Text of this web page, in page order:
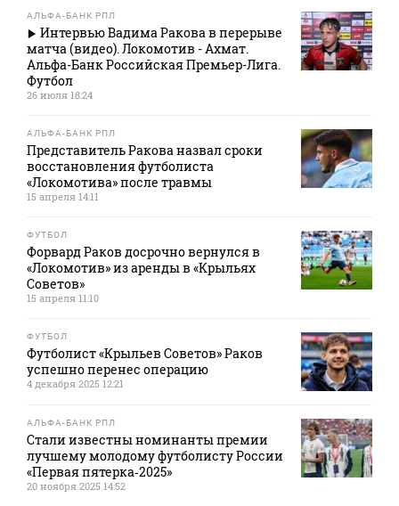
АЛЬФА-БАНК РПЛ
Интервью Вадима Ракова в перерыве
матча (видео). Локомотив - Ахмат.
Альфа-Банк Российская Премьер-Лига.
Футбол
26 июля 18:24
АЛЬФА-БАНК РПЛ
Представитель Ракова назвал сроки
восстановления футболиста
«Локомотива» после травмы
15 апреля 14:11
ФУТБОЛ
Форвард Раков досрочно вернулся в
«Локомотив» из аренды в «Крыльях
Советов»
15 апреля 11:10
ФУТБОЛ
Футболист «Крыльев Советов» Раков
успешно перенес операцию
4 декабря 2025 12:21
АЛЬФА-БАНК РПЛ
Стали известны номинанты премии
лучшему молодому футболисту России
«Первая пятерка‑2025»
20 ноября 2025 14:52